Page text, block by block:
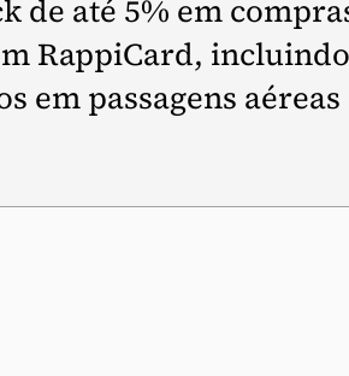
de até 5% em
RappiCard, incluindo
em passagens aéreas